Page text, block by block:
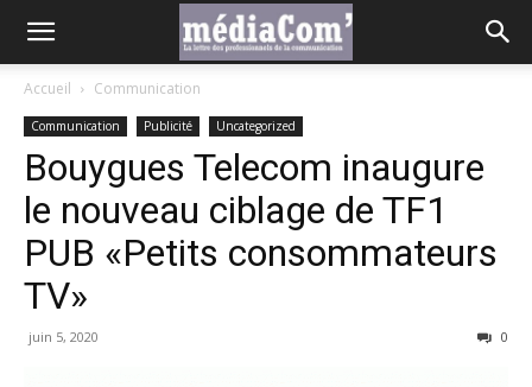
Accueil Communication
Communication Publicité Uncategorized
Bouygues Telecom inaugure
le nouveau ciblage de TF1
PUB «Petits consommateurs
TV»
juin 5, 2020 0